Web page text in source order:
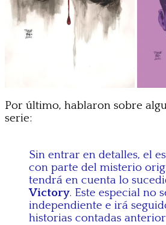
Por último, hablaron sobre
serie:
Sin entrar en detalles, el
con parte del misterio
tendrá en cuenta lo
Victory. Este especial no
independiente e irá
historias contadas